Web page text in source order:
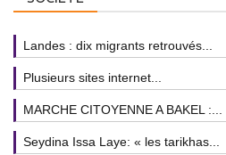
Landes : dix migrants retrouvés...
Plusieurs sites internet...
MARCHE CITOYENNE A BAKEL :...
Seydina Issa Laye: « les tarikhas...